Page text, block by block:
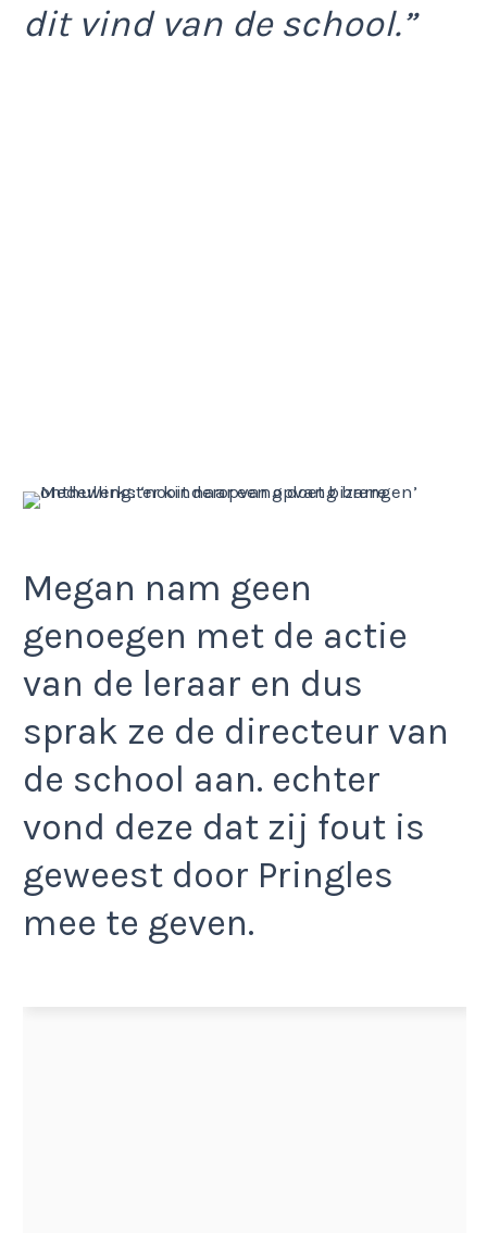
dit vind van de school.”
Megan nam geen
genoegen met de actie
van de leraar en dus
sprak ze de directeur van
de school aan. echter
vond deze dat zij fout is
geweest door Pringles
mee te geven.